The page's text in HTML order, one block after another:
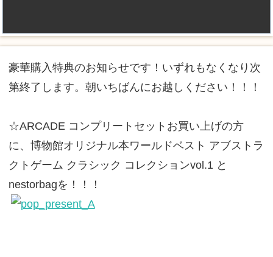
豪華購入特典のお知らせです！いずれもなくなり次
第終了します。朝いちばんにお越しください！！！
☆ARCADE コンプリートセットお買い上げの方
に、博物館オリジナル本ワールドベスト アブストラ
クトゲーム クラシック コレクションvol.1 と
nestorbagを！！！